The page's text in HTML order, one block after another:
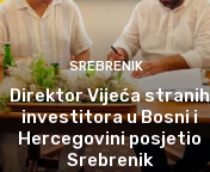
SREBRENIK
Direktor Vijeća stranih
investitora u Bosni i
Hercegovini posjetio
Srebrenik